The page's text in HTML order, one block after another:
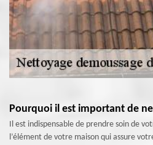
Pourquoi il est important de
Il est indispensable de prendre soin de
l’élément de votre maison qui assure